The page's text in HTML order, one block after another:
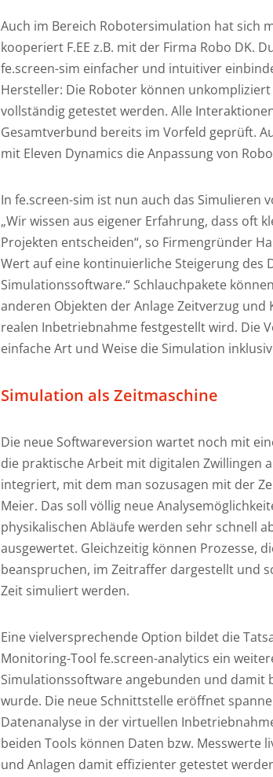
Auch im Bereich Robotersimulation hat sich
kooperiert F.EE z.B. mit der Firma Robo DK.
fe.screen-sim einfacher und intuitiver
Hersteller: Die Roboter können
vollständig getestet werden. Alle
Gesamtverbund bereits im Vorfeld geprüft.
mit Eleven Dynamics die Anpassung von
In fe.screen-sim ist nun auch das Simulieren
„Wir wissen aus eigener Erfahrung, dass oft
Projekten entscheiden“, so Firmengründer
Wert auf eine kontinuierliche Steigerung des
Simulationssoftware.“ Schlauchpakete
anderen Objekten der Anlage Zeitverzug
realen Inbetriebnahme festgestellt wird. Die
einfache Art und Weise die Simulation
Simulation als Zeitmaschine
Die neue Softwareversion wartet noch mit
die praktische Arbeit mit digitalen Zwillingen
integriert, mit dem man sozusagen mit der
Meier. Das soll völlig neue
physikalischen Abläufe werden sehr schnell
ausgewertet. Gleichzeitig können Prozesse,
beanspruchen, im Zeitraffer dargestellt und
Zeit simuliert werden.
Eine vielversprechende Option bildet die
Monitoring-Tool fe.screen-analytics ein
Simulationssoftware angebunden und
wurde. Die neue Schnittstelle eröffnet
Datenanalyse in der virtuellen
beiden Tools können Daten bzw. Messwerte
und Anlagen damit effizienter getestet